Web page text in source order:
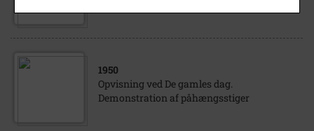
1950
Opvisning ved De gamles dag.
Demonstration af påhængsstiger